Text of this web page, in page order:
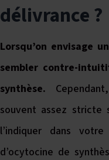
délivrance ?
Lorsqu’on envisage
sembler contre-
synthèse.
souvent assez
l’indiquer dans
d’ocytocine de